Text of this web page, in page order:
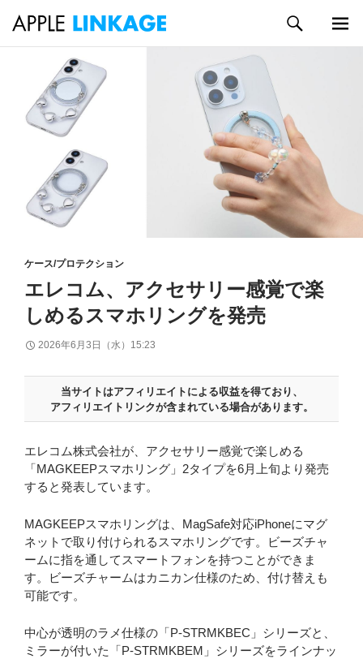
索
ケース/プロテクション
エレコム、アクセサリー感覚で楽
しめるスマホリングを発売
2026年6月3日（水）15:23
当サイトはアフィリエイトによる収益を得ており、
アフィリエイトリンクが含まれている場合があります。
エレコム株式会社が、アクセサリー感覚で楽しめる
「MAGKEEPスマホリング」2タイプを6月上旬より発売
すると発表しています。
MAGKEEPスマホリングは、MagSafe対応iPhoneにマグ
ネットで取り付けられるスマホリングです。ビーズチャ
ームに指を通してスマートフォンを持つことができま
す。ビーズチャームはカニカン仕様のため、付け替えも
可能です。
中心が透明のラメ仕様の「P-STRMKBEC」シリーズと、
ミラーが付いた「P-STRMKBEM」シリーズをラインナッ